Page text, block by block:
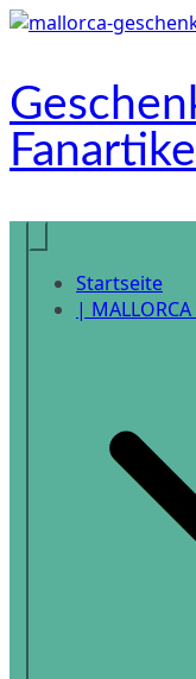
Zum
Onlineshop
Startseite
|